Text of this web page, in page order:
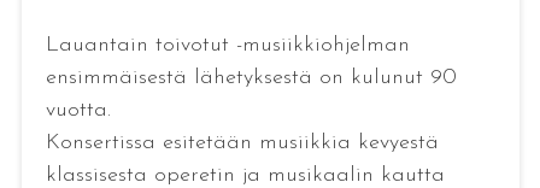
Lauantain toivotut -musiikkiohjelman
ensimmäisestä lähetyksestä on kulunut 90
vuotta.
Konsertissa esitetään musiikkia kevyestä
klassisesta operetin ja musikaalin kautta